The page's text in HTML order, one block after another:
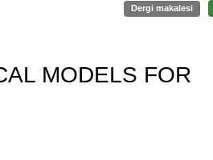
Dergi makalesi
MODELS FOR